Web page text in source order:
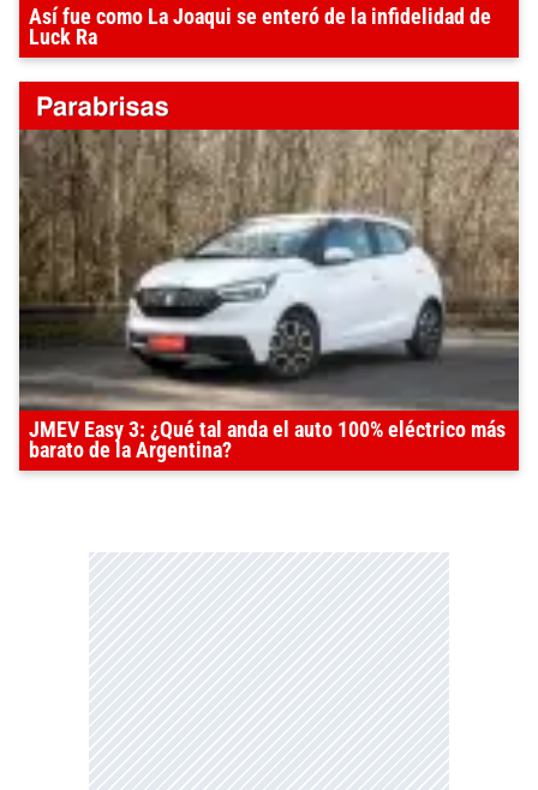
Así fue como La Joaqui se enteró de la infidelidad de
Luck Ra
JMEV Easy 3: ¿Qué tal anda el auto 100% eléctrico más
barato de la Argentina?